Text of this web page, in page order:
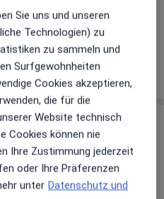
Leistungen und Kosten
keine Informationen
hinzugefügt.
Kinder- und
Mannheim
Sie uns und unseren
Technologien) zu
zu sammeln und
Surfgewohnheiten
Cookies akzeptieren,
die für die
Website technisch
Cookies können nie
Ihre Zustimmung jederzeit
oder Ihre Präferenzen
unter Datenschutz und